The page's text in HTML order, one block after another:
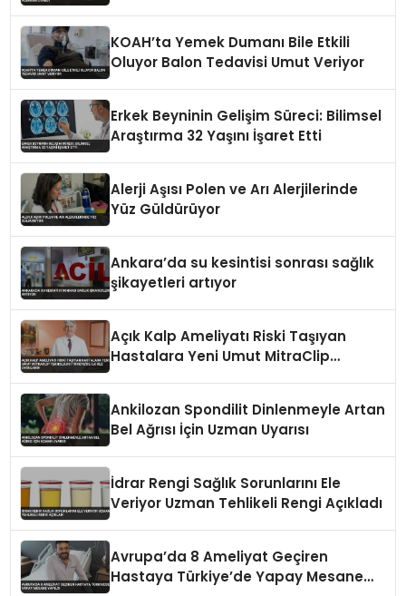
KOAH’ta Yemek Dumanı Bile Etkili
Oluyor Balon Tedavisi Umut Veriyor
Erkek Beyninin Gelişim Süreci: Bilimsel
Araştırma 32 Yaşını İşaret Etti
Alerji Aşısı Polen ve Arı Alerjilerinde
Yüz Güldürüyor
Ankara’da su kesintisi sonrası sağlık
şikayetleri artıyor
Açık Kalp Ameliyatı Riski Taşıyan
Hastalara Yeni Umut MitraClip
Ankilozan Spondilit Dinlenmeyle Artan
Bel Ağrısı İçin Uzman Uyarısı
İdrar Rengi Sağlık Sorunlarını Ele
Veriyor Uzman Tehlikeli Rengi Açıkladı
Avrupa’da 8 Ameliyat Geçiren
Hastaya Türkiye’de Yapay Mesane